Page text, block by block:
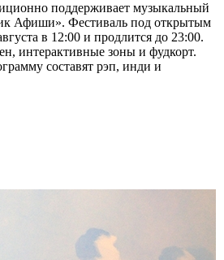
поддерживает музыкальный
Афиши». Фестиваль под открытым
в 12:00 и продлится до 23:00.
интерактивные зоны и фудкорт.
составят рэп, инди и